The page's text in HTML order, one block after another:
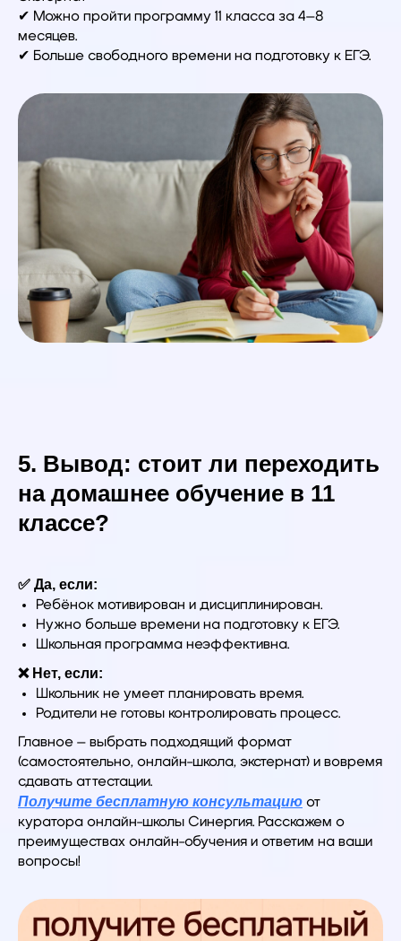
✔ Можно пройти программу 11 класса за 4–8
месяцев.
✔ Больше свободного времени на подготовку к ЕГЭ.
5. Вывод: стоит ли переходить
на домашнее обучение в 11
классе?
✅ Да, если:
Ребёнок мотивирован и дисциплинирован.
Нужно больше времени на подготовку к ЕГЭ.
Школьная программа неэффективна.
❌ Нет, если:
Школьник не умеет планировать время.
Родители не готовы контролировать процесс.
Главное – выбрать подходящий формат
(самостоятельно, онлайн-школа, экстернат) и вовремя
сдавать аттестации.
Получите бесплатную консультацию от
куратора онлайн-школы Синергия. Расскажем о
преимуществах онлайн-обучения и ответим на ваши
вопросы!